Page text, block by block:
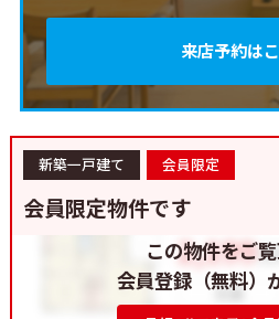
来店予約は
新築一戸建て 会員限定
会員限定物件です
この物件をご覧
会員登録（無料）